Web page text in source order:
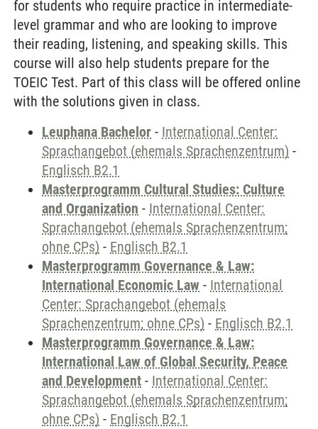
for students who require practice in intermediate-
level grammar and who are looking to improve
their reading, listening, and speaking skills. This
course will also help students prepare for the
TOEIC Test. Part of this class will be offered online
with the solutions given in class.
Leuphana Bachelor - International Center:
Sprachangebot (ehemals Sprachenzentrum) -
Englisch B2.1
Masterprogramm Cultural Studies: Culture
and Organization - International Center:
Sprachangebot (ehemals Sprachenzentrum;
ohne CPs) - Englisch B2.1
Masterprogramm Governance & Law:
International Economic Law - International
Center: Sprachangebot (ehemals
Sprachenzentrum; ohne CPs) - Englisch B2.1
Masterprogramm Governance & Law:
International Law of Global Security, Peace
and Development - International Center:
Sprachangebot (ehemals Sprachenzentrum;
ohne CPs) - Englisch B2.1